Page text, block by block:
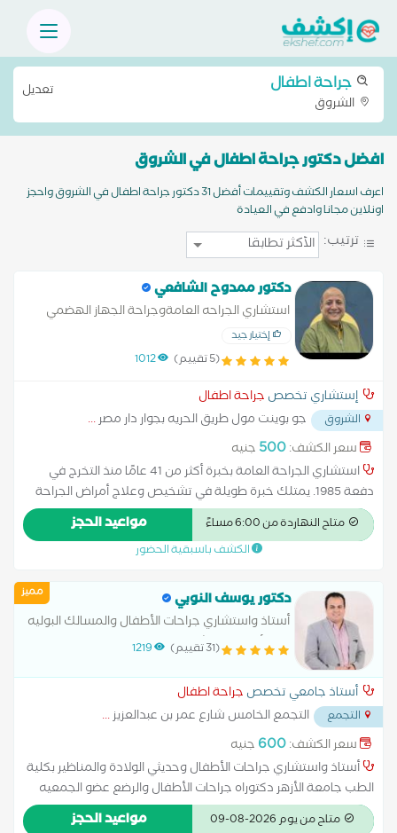
جراحة اطفال
الشروق
تعديل
افضل دكتور جراحة اطفال في الشروق
اعرف اسعار الكشف وتقييمات أفضل 31 دكتور جراحة اطفال في الشروق واحجز
اونلاين مجانا وادفع في العيادة
ترتيب:
دكتور ممدوح الشافعي
استشاري الجراحه العامةوجراحة الجهاز الهضمي
إختيار جيد
(5 تقييم) 1012
إستشاري تخصص جراحة اطفال
الشروق جو بوينت مول طريق الحريه بجوار دار مصر...
سعر الكشف:500 جنيه
استشاري الجراحة العامة بخبرة أكثر من 41 عامًا منذ التخرج في
دفعة 1985. يمتلك خبرة طويلة في تشخيص وعلاج أمراض الجراحة
العامة، مع تخصص في علاج البواسير والناسور الشرجي بالليزر
باستخدام أحدث التقنيات الطبية التي تساعد على تقليل الألم وتسريع
فترة التعافي. يحرص على تقديم رعاية طبية دقيقة وخطة علاجية
متاح النهاردة من 6:00 مساءً مواعيد الحجز
الكشف باسبقية الحضور
مميز دكتور يوسف النوبي
أستاذ واستشاري جراحات الأطفال والمسالك البوليه
في الأطفال والتشوهات الخلقيه والمناظير
(31 تقييم) 1219
أستاذ جامعي تخصص جراحة اطفال
التجمع التجمع الخامس شارع عمر بن عبدالعزيز...
سعر الكشف:600 جنيه
أستاذ واستشاري جراحات الأطفال وحديثي الولادة والمناظير بكلية
الطب جامعة الأزهر دكتوراه جراحات الأطفال والرضع عضو الجمعيه
المصريه لجراحة الاطفال
متاح من يوم 2026-08-09 مواعيد الحجز